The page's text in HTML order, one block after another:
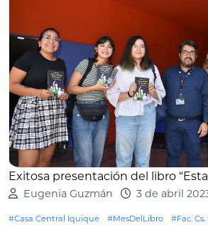
Exitosa presentación del libro
Eugenia Guzmán 3 de abril
#Casa Central Iquique #MesDelLibro #Fac.